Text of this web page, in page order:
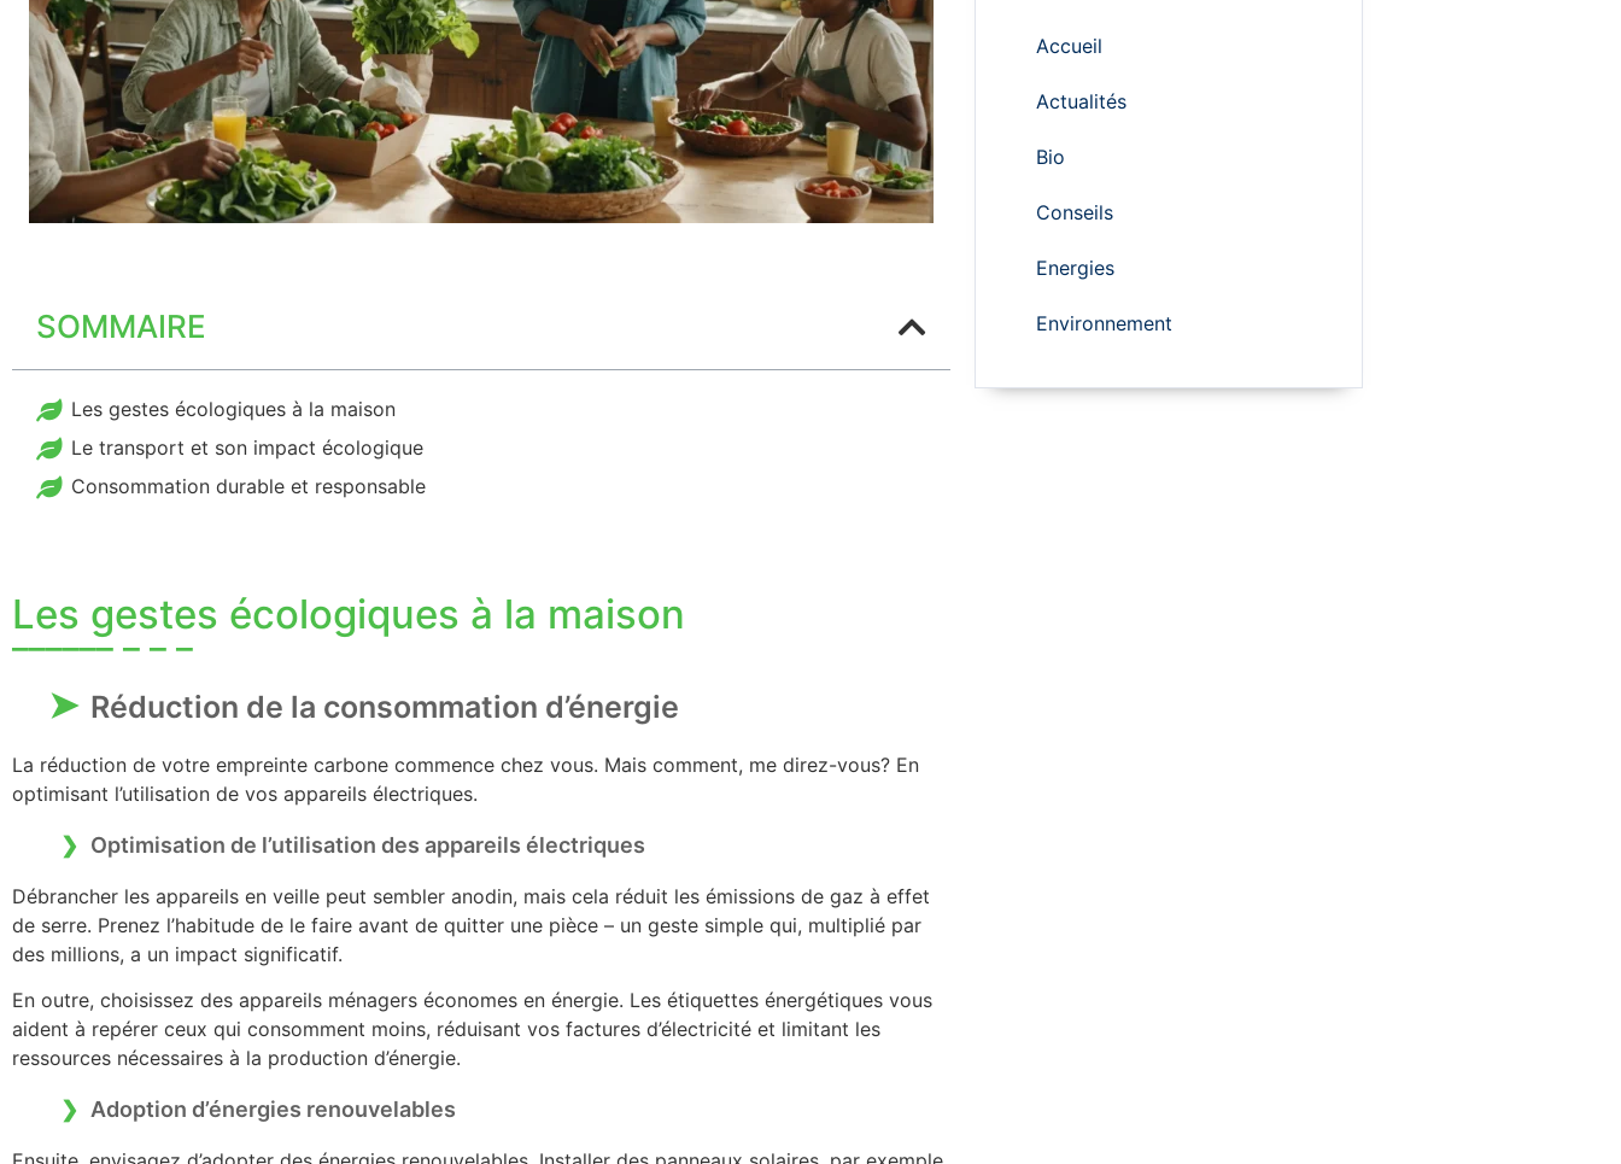
SOMMAIRE
Les gestes écologiques à la maison
Le transport et son impact écologique
Consommation durable et responsable
Les gestes écologiques à la maison
Réduction de la consommation d’énergie
La réduction de votre empreinte carbone commence chez vous. Mais comment, me direz-vous? En
optimisant l’utilisation de vos appareils électriques.
Optimisation de l’utilisation des appareils électriques
Débrancher les appareils en veille peut sembler anodin, mais cela réduit les émissions de gaz à effet
de serre. Prenez l’habitude de le faire avant de quitter une pièce – un geste simple qui, multiplié par
des millions, a un impact significatif.
En outre, choisissez des appareils ménagers économes en énergie. Les étiquettes énergétiques vous
aident à repérer ceux qui consomment moins, réduisant vos factures d’électricité et limitant les
ressources nécessaires à la production d’énergie.
Adoption d’énergies renouvelables
Accueil
Actualités
Bio
Conseils
Energies
Environnement